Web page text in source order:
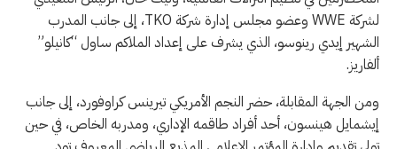
لشركة WWE وعضو مجلس إدارة شركة TKO، إلى جانب المدرب
الشهير إيدي رينوسو، الذي يشرف على إعداد الملاكم ساول “كانيلو”
ألفاريز.
ومن الجهة المقابلة، حضر النجم الأمريكي تيرينس كراوفورد، إلى جانب
إيشمايل هينسون، أحد أفراد طاقمه الإداري، ومدربه الخاص، في حين